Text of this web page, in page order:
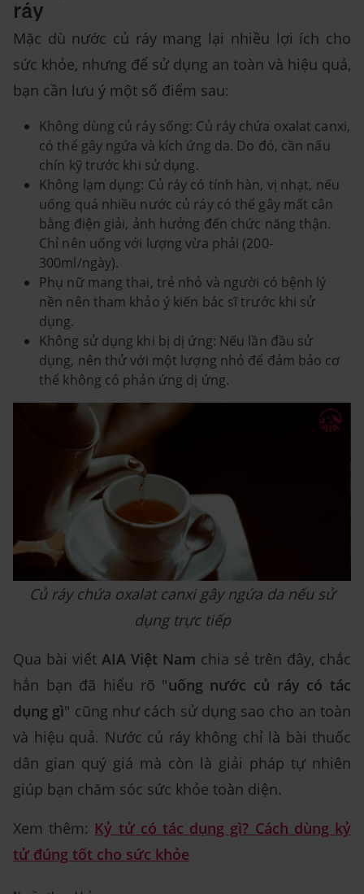
ráy
Mặc dù nước củ ráy mang lại nhiều lợi ích cho
sức khỏe, nhưng để sử dụng an toàn và hiệu quả,
bạn cần lưu ý một số điểm sau:
Không dùng củ ráy sống: Củ ráy chứa oxalat canxi,
có thể gây ngứa và kích ứng da. Do đó, cần nấu
chín kỹ trước khi sử dụng.
Không lạm dụng: Củ ráy có tính hàn, vị nhạt, nếu
uống quá nhiều nước củ ráy có thể gây mất cân
bằng điện giải, ảnh hưởng đến chức năng thận.
Chỉ nên uống với lượng vừa phải (200-
300ml/ngày).
Phụ nữ mang thai, trẻ nhỏ và người có bệnh lý
nền nên tham khảo ý kiến bác sĩ trước khi sử
dụng.
Không sử dụng khi bị dị ứng: Nếu lần đầu sử
dụng, nên thử với một lượng nhỏ để đảm bảo cơ
thể không có phản ứng dị ứng.
Củ ráy chứa oxalat canxi gây ngứa da nếu sử
dụng trực tiếp
Qua bài viết AIA Việt Nam chia sẻ trên đây, chắc
hẳn bạn đã hiểu rõ "uống nước củ ráy có tác
dụng gì" cũng như cách sử dụng sao cho an toàn
và hiệu quả. Nước củ ráy không chỉ là bài thuốc
dân gian quý giá mà còn là giải pháp tự nhiên
giúp bạn chăm sóc sức khỏe toàn diện.
Xem thêm: Kỷ tử có tác dụng gì? Cách dùng kỷ
tử đúng tốt cho sức khỏe